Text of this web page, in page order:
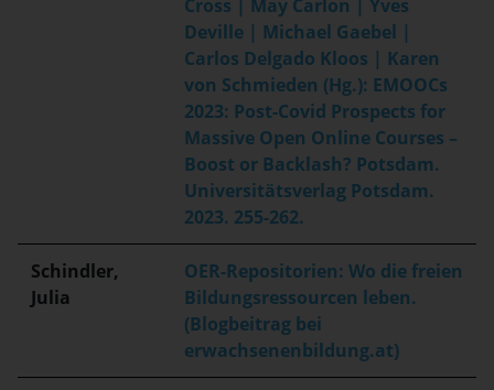
Cross | May Carlon | Yves
Deville | Michael Gaebel |
Carlos Delgado Kloos | Karen
von Schmieden (Hg.): EMOOCs
2023: Post-Covid Prospects for
Massive Open Online Courses –
Boost or Backlash? Potsdam.
Universitätsverlag Potsdam.
2023. 255-262.
Schindler,
Julia
OER-Repositorien: Wo die freien
Bildungsressourcen leben.
(Blogbeitrag bei
erwachsenenbildung.at)